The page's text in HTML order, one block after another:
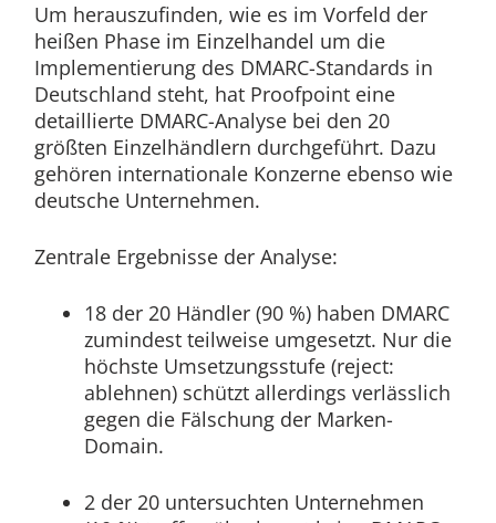
Um herauszufinden, wie es im Vorfeld der
heißen Phase im Einzelhandel um die
Implementierung des DMARC-Standards in
Deutschland steht, hat Proofpoint eine
detaillierte DMARC-Analyse bei den 20
größten Einzelhändlern durchgeführt. Dazu
gehören internationale Konzerne ebenso wie
deutsche Unternehmen.
Zentrale Ergebnisse der Analyse:
18 der 20 Händler (90 %) haben DMARC
zumindest teilweise umgesetzt. Nur die
höchste Umsetzungsstufe (reject:
ablehnen) schützt allerdings verlässlich
gegen die Fälschung der Marken-
Domain.
2 der 20 untersuchten Unternehmen